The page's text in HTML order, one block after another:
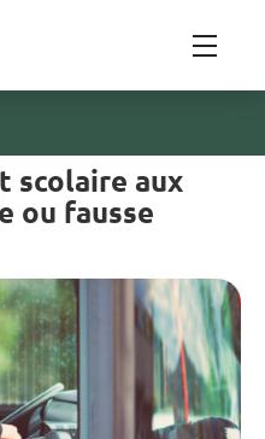
scolaire aux
ou fausse